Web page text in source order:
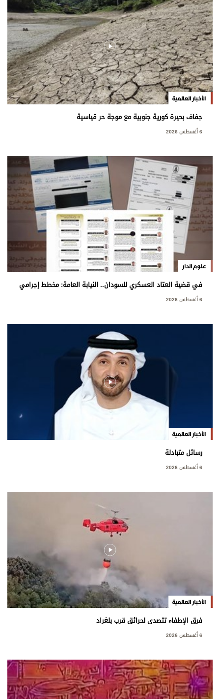
الأخبار العالمية
جفاف بحيرة كورية جنوبية مع موجة حر قياسية
6 أغسطس 2026
علوم الدار
في قضية العتاد العسكري للسودان.. النيابة العامة: مخطط إجرامي
استهدف المساس بسيادة الدولة6 أغسطس 2026
الأخبار العالمية
رسائل متبادلة
6 أغسطس 2026
الأخبار العالمية
فرق الإطفاء تتصدى لحرائق قرب بلغراد
6 أغسطس 2026